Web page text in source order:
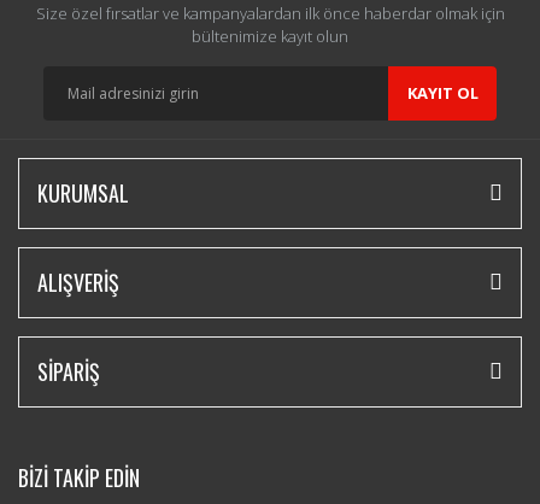
Size özel fırsatlar ve kampanyalardan ilk önce haberdar olmak için
bültenimize kayıt olun
KAYIT OL
KURUMSAL
ALIŞVERİŞ
SİPARİŞ
BİZİ TAKİP EDİN